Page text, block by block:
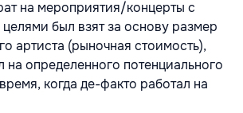
на мероприятия/концерты с
был взят за основу размер
артиста (рыночная стоимость),
на определенного потенциального
когда де-факто работал на